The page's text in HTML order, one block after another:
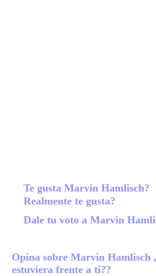
Te gusta Marvin Hamlisch?
Realmente te gusta?
Dale tu voto a Marvin
Opina sobre Marvin Hamlisch
estuviera frente a ti??